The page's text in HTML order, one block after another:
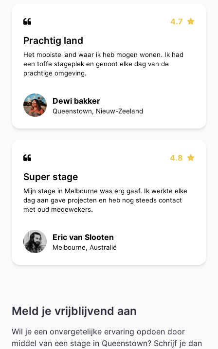
4.7
Prachtig land
Het mooiste land waar ik heb mogen wonen. Ik had
een toffe stageplek en genoot elke dag van de
prachtige omgeving.
Dewi bakker
Queenstown, Nieuw-Zeeland
4.8
Super stage
Mijn stage in Melbourne was erg gaaf. Ik werkte elke
dag aan gave projecten en heb nog steeds contact
met oud medewekers.
Eric van Slooten
Melbourne, Australië
Meld je vrijblijvend aan
Wil je een onvergetelijke ervaring opdoen door
middel van een stage in Queenstown? Schrijf je dan